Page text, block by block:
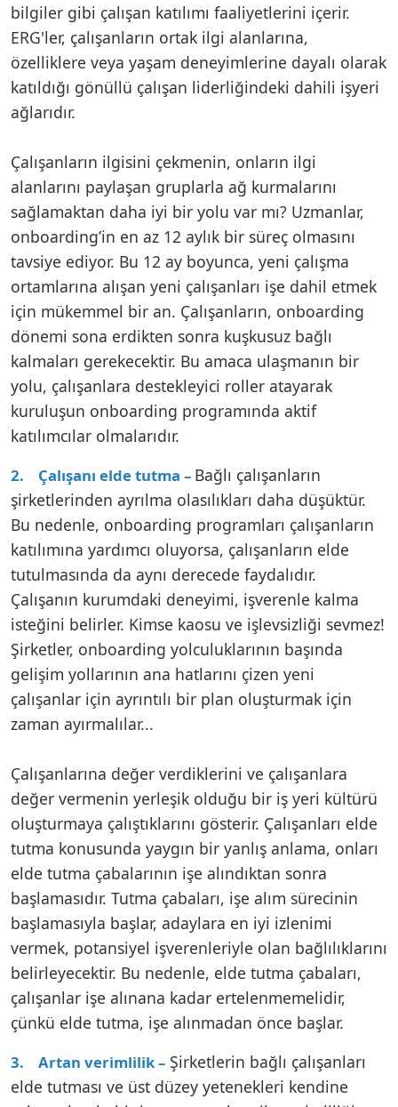
bilgiler gibi çalışan katılımı faaliyetlerini içerir.
ERG'ler, çalışanların ortak ilgi alanlarına,
özelliklere veya yaşam deneyimlerine dayalı olarak
katıldığı gönüllü çalışan liderliğindeki dahili işyeri
ağlarıdır.
Çalışanların ilgisini çekmenin, onların ilgi
alanlarını paylaşan gruplarla ağ kurmalarını
sağlamaktan daha iyi bir yolu var mı? Uzmanlar,
onboarding’in en az 12 aylık bir süreç olmasını
tavsiye ediyor. Bu 12 ay boyunca, yeni çalışma
ortamlarına alışan yeni çalışanları işe dahil etmek
için mükemmel bir an. Çalışanların, onboarding
dönemi sona erdikten sonra kuşkusuz bağlı
kalmaları gerekecektir. Bu amaca ulaşmanın bir
yolu, çalışanlara destekleyici roller atayarak
kuruluşun onboarding programında aktif
katılımcılar olmalarıdır.
2. Çalışanı elde tutma – Bağlı çalışanların
şirketlerinden ayrılma olasılıkları daha düşüktür.
Bu nedenle, onboarding programları çalışanların
katılımına yardımcı oluyorsa, çalışanların elde
tutulmasında da aynı derecede faydalıdır.
Çalışanın kurumdaki deneyimi, işverenle kalma
isteğini belirler. Kimse kaosu ve işlevsizliği sevmez!
Şirketler, onboarding yolculuklarının başında
gelişim yollarının ana hatlarını çizen yeni
çalışanlar için ayrıntılı bir plan oluşturmak için
zaman ayırmalılar...
Çalışanlarına değer verdiklerini ve çalışanlara
değer vermenin yerleşik olduğu bir iş yeri kültürü
oluşturmaya çalıştıklarını gösterir. Çalışanları elde
tutma konusunda yaygın bir yanlış anlama, onları
elde tutma çabalarının işe alındıktan sonra
başlamasıdır. Tutma çabaları, işe alım sürecinin
başlamasıyla başlar, adaylara en iyi izlenimi
vermek, potansiyel işverenleriyle olan bağlılıklarını
belirleyecektir. Bu nedenle, elde tutma çabaları,
çalışanlar işe alınana kadar ertelenmemelidir,
çünkü elde tutma, işe alınmadan önce başlar.
3. Artan verimlilik – Şirketlerin bağlı çalışanları
elde tutması ve üst düzey yetenekleri kendine